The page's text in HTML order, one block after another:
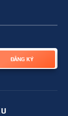
ĐĂNG KÝ